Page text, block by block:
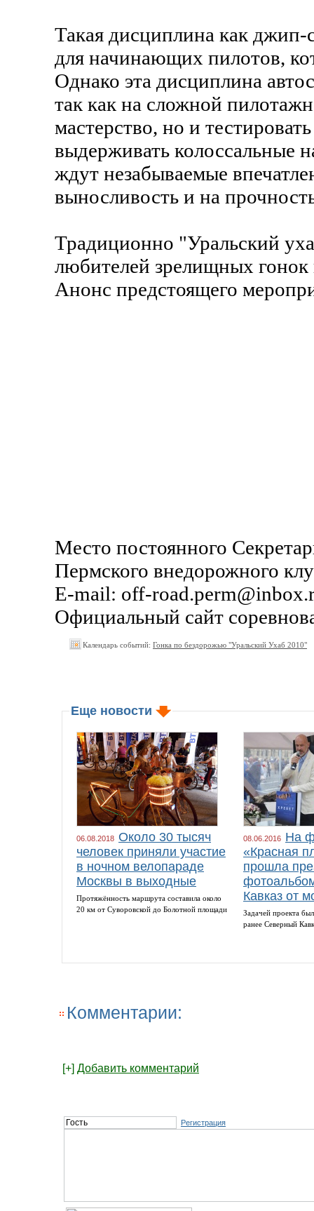
Такая дисциплина как джип-
для начинающих пилотов,
Однако эта дисциплина
так как на сложной
мастерство, но и
выдерживать колоссальные
ждут незабываемые
выносливость и на
Традиционно "Уральский
любителей зрелищных
Анонс предстоящего
Место постоянного
Пермского внедорожного
E-mail: off-
Официальный сайт
Календарь событий: Гонка по бездорожью "Уральский Ухаб 2010"
Еще новости
06.08.2018 Около 30 тысяч
человек приняли участие
в ночном велопараде
Москвы в выходные
Протяжённость маршрута составила около
20 км от Суворовской до Болотной площади
08.06.2016 На
«Красная
прошла
Кавказ от
Задачей проекта
ранее Северный
Комментарии:
[+] Добавить комментарий
Регистрация